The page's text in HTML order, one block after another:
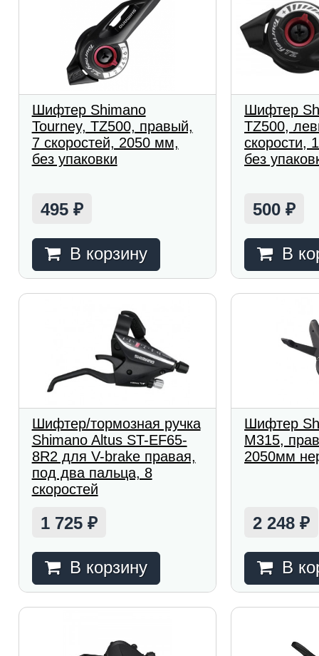
Шифтер Shimano
Tourney, TZ500, правый,
7 скоростей, 2050 мм,
без упаковки
495 ₽
В корзину
Шифтер
TZ500,
скорости,
без
500₽
В
Шифтер/тормозная ручка
Shimano Altus ST-EF65-
8R2 для V-brake правая,
под два пальца, 8
скоростей
1 725 ₽
В корзину
Шифтер
M315,
2050мм
2 248₽
В